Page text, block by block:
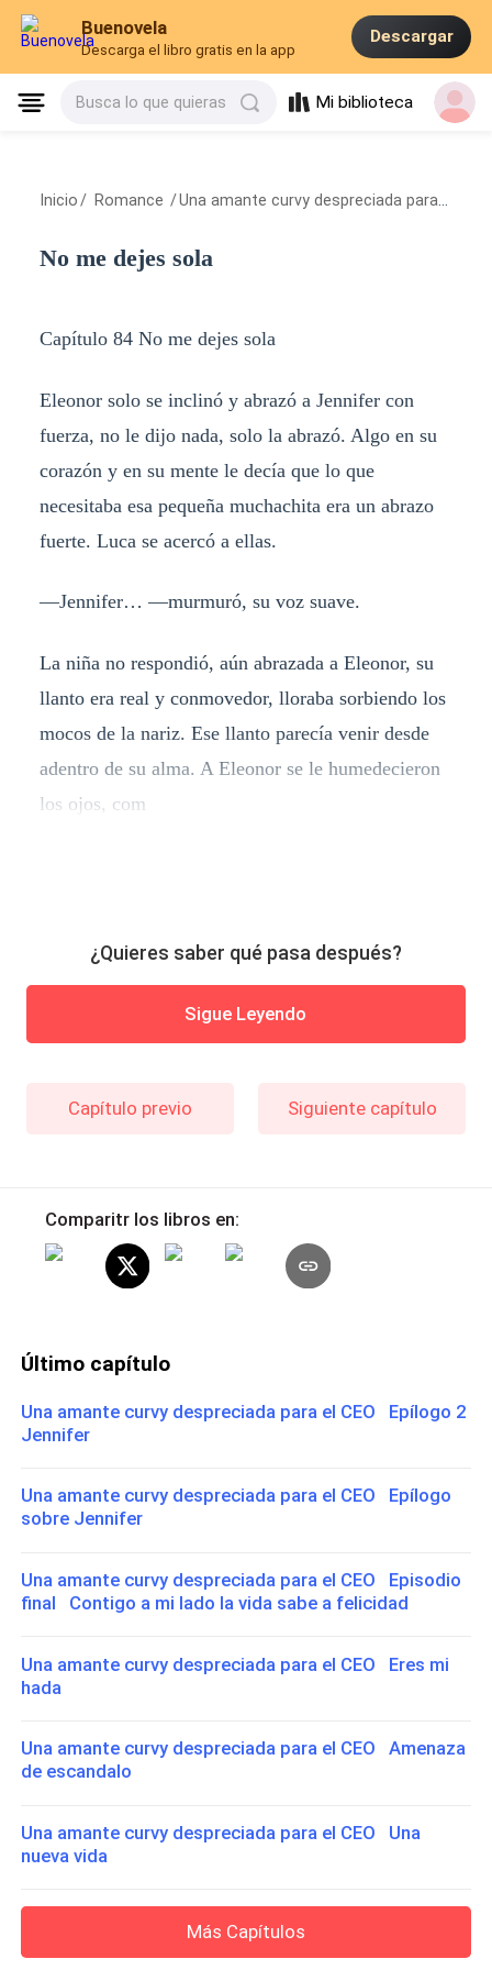
Buenovela
Descarga el libro gratis en la app
Descargar
Busca lo que quieras Mi biblioteca
Inicio / Romance /Una amante curvy despreciada para el CEO
No me dejes sola
Capítulo 84 No me dejes sola
Eleonor solo se inclinó y abrazó a Jennifer con
fuerza, no le dijo nada, solo la abrazó. Algo en su
corazón y en su mente le decía que lo que
necesitaba esa pequeña muchachita era un abrazo
fuerte. Luca se acercó a ellas.
—Jennifer… —murmuró, su voz suave.
La niña no respondió, aún abrazada a Eleonor, su
llanto era real y conmovedor, lloraba sorbiendo los
mocos de la nariz. Ese llanto parecía venir desde
adentro de su alma. A Eleonor se le humedecieron
los ojos, com
¿Quieres saber qué pasa después?
Sigue Leyendo
Capítulo previo Siguiente capítulo
Comparitr los libros en:
Último capítulo
Una amante curvy despreciada para el CEO Epílogo 2
Jennifer
Una amante curvy despreciada para el CEO Epílogo
sobre Jennifer
Una amante curvy despreciada para el CEO Episodio
final Contigo a mi lado la vida sabe a felicidad
Una amante curvy despreciada para el CEO Eres mi
hada
Una amante curvy despreciada para el CEO Amenaza
de escandalo
Una amante curvy despreciada para el CEO Una
nueva vida
Más Capítulos